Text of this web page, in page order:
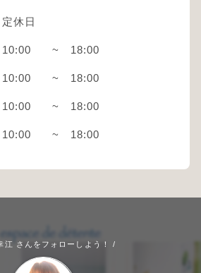
定休日
10:00 ~ 18:00
10:00 ~ 18:00
10:00 ~ 18:00
10:00 ~ 18:00
江 さんをフォローしよう！ /